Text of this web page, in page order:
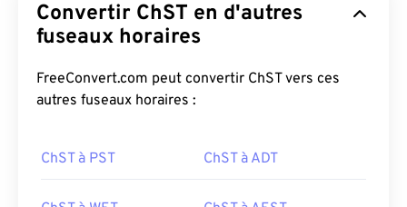
Convertir ChST en d'autres
fuseaux horaires
FreeConvert.com peut convertir ChST vers ces
autres fuseaux horaires :
ChST à PST ChST à ADT